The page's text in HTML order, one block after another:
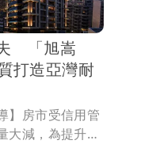
「旭嵩
打造亞灣耐
】房市受信用管
大減，為提升買